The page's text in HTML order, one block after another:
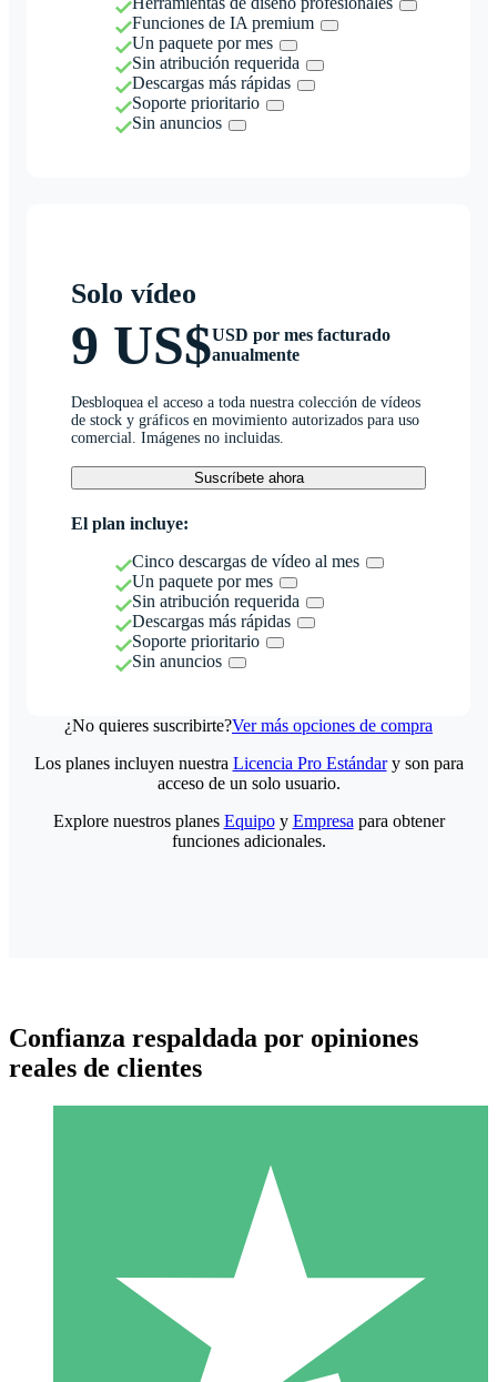
Funciones de IA premium
Un paquete por mes
Sin atribución requerida
Descargas más rápidas
Soporte prioritario
Sin anuncios
Solo vídeo
9 US$USD por mes facturado
anualmente
Desbloquea el acceso a toda nuestra colección de vídeos
de stock y gráficos en movimiento autorizados para uso
comercial. Imágenes no incluidas.
Suscríbete ahora
El plan incluye:
Cinco descargas de vídeo al mes
Un paquete por mes
Sin atribución requerida
Descargas más rápidas
Soporte prioritario
Sin anuncios
¿No quieres suscribirte?Ver más opciones de compra
Paquetes de Créditos Individuales
Paga según el uso con créditos de descarga. Sin compromiso
Los planes incluyen nuestra Licencia Pro Estándary son para
acceso de un solo usuario.
Explore nuestros planes Equipoy Empresa para obtener
funciones adicionales.
Confianza respaldada por opiniones
reales de clientes